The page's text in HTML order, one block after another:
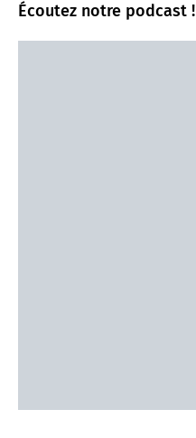
Écoutez notre podcast !